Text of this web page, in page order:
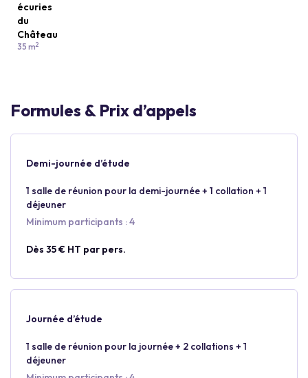
écuries
du
Château
35 m2
Formules & Prix d’appels
Demi-journée d’étude
1 salle de réunion pour la demi-journée + 1 collation + 1
déjeuner
Minimum participants : 4
Dès 35 € HT par pers.
Journée d’étude
1 salle de réunion pour la journée + 2 collations + 1
déjeuner